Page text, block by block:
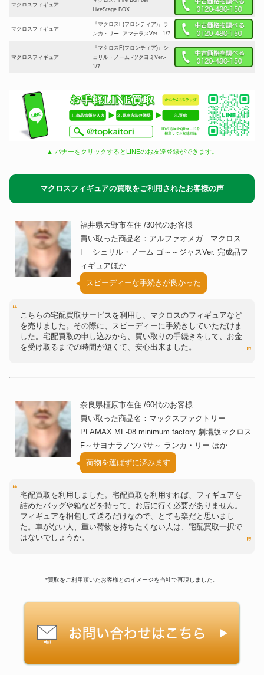
マクロスフィギュア
LiveStage BOX
マクロスフィギュア
『マクロスF(フロンティア)』ラ
ンカ・リー -アマテラスVer.- 1/7
マクロスフィギュア
『マクロスF(フロンティア)』シ
ェリル・ノーム -ツクヨミVer.-
1/7
▲ バナーをクリックするとLINEのお友達登録ができます。
マクロスフィギュアの買取をご利用されたお客様の声
福井県大野市在住 /30代のお客様
買い取った商品名：アルファオメガ マクロス
F シェリル・ノーム ゴ～～ジャスVer. 完成品フ
ィギュアほか
スピーディーな手続きが良かった
こちらの宅配買取サービスを利用し、マクロスのフィギュアなど
を売りました。その際に、スピーディーに手続きしていただけま
した。宅配買取の申し込みから、買い取りの手続きをして、お金
を受け取るまでの時間が短くて、安心出来ました。
奈良県橿原市在住 /60代のお客様
買い取った商品名：マックスファクトリー
PLAMAX MF-08 minimum factory 劇場版マクロス
F～サヨナラノツバサ～ ランカ・リー ほか
荷物を運ばずに済みます
宅配買取を利用しました。宅配買取を利用すれば、フィギュアを
詰めたバッグや箱などを持って、お店に行く必要がありません。
フィギュアを梱包して送るだけなので、とても楽だと思いまし
た。車がない人、重い荷物を持ちたくない人は、宅配買取一択で
はないでしょうか。
*買取をご利用頂いたお客様とのイメージを当社で再現しました。